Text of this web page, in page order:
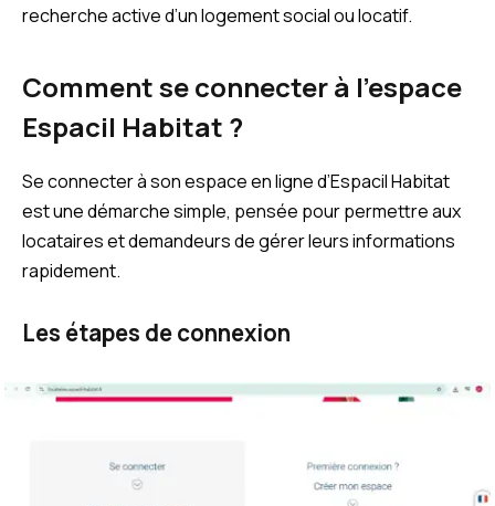
recherche active d’un logement social ou locatif.
Comment se connecter à l’espace
Espacil Habitat ?
Se connecter à son espace en ligne d’Espacil Habitat
est une démarche simple, pensée pour permettre aux
locataires et demandeurs de gérer leurs informations
rapidement.
Les étapes de connexion